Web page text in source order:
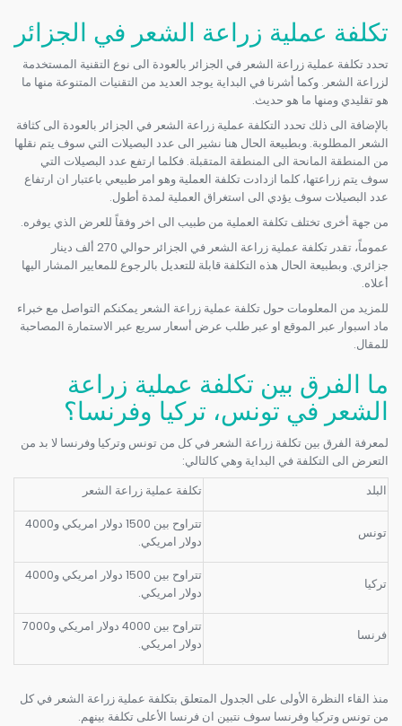
تكلفة عملية زراعة الشعر في الجزائر
تحدد تكلفة عملية زراعة الشعر في الجزائر بالعودة الى نوع التقنية المستخدمة
لزراعة الشعر. وكما أشرنا في البداية يوجد العديد من التقنيات المتنوعة منها ما
هو تقليدي ومنها ما هو حديث.
بالإضافة الى ذلك تحدد التكلفة عملية زراعة الشعر في الجزائر بالعودة الى كثافة
الشعر المطلوبة. وبطبيعة الحال هنا نشير الى عدد البصيلات التي سوف يتم نقلها
من المنطقة المانحة الى المنطقة المتقبلة. فكلما ارتفع عدد البصيلات التي
سوف يتم زراعتها، كلما ازدادت تكلفة العملية وهو امر طبيعي باعتبار ان ارتفاع
عدد البصيلات سوف يؤدي الى استغراق العملية لمدة أطول.
من جهة أخرى تختلف تكلفة العملية من طبيب الى اخر وفقاً للعرض الذي يوفره.
عموماً، تقدر تكلفة عملية زراعة الشعر في الجزائر حوالي 270 ألف دينار
جزائري. وبطبيعة الحال هذه التكلفة قابلة للتعديل بالرجوع للمعايير المشار اليها
أعلاه.
للمزيد من المعلومات حول تكلفة عملية زراعة الشعر يمكنكم التواصل مع خبراء
ماد اسبوار عبر الموقع او عبر طلب عرض أسعار سريع عبر الاستمارة المصاحبة
للمقال.
ما الفرق بين تكلفة عملية زراعة
الشعر في تونس، تركيا وفرنسا؟
لمعرفة الفرق بين تكلفة زراعة الشعر في كل من تونس وتركيا وفرنسا لا بد من
التعرض الى التكلفة في البداية وهي كالتالي:
البلد
تكلفة عملية زراعة الشعر
تونس
تتراوح بين 1500 دولار امريكي و4000
دولار امريكي.
تركيا
تتراوح بين 1500 دولار امريكي و4000
دولار امريكي.
فرنسا
تتراوح بين 4000 دولار امريكي و7000
دولار امريكي.
منذ القاء النظرة الأولى على الجدول المتعلق بتكلفة عملية زراعة الشعر في كل
من تونس وتركيا وفرنسا سوف نتبين ان فرنسا الأعلى تكلفة بينهم.